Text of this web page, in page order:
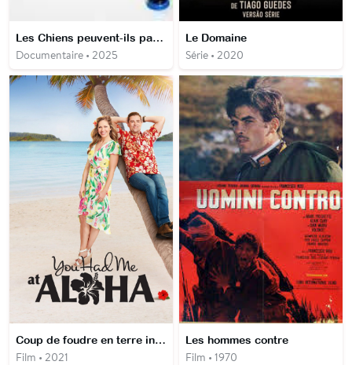
Les Chiens peuvent-ils parler ?
Documentaire • 2025
Le Domaine
Série • 2020
Coup de foudre en terre inconnue
Film • 2021
Les hommes contre
Film • 1970